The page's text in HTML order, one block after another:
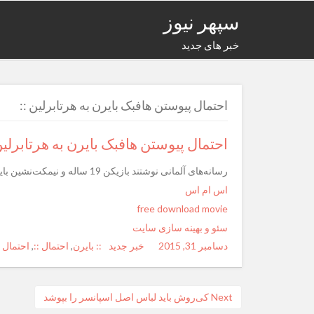
سپهر نیوز
خبر های جدید
احتمال پیوستن هافبک بایرن به هرتابرلین ::
احتمال پیوستن هافبک بایرن به
رسانه‌های آلمانی نوشتند بازیکن 19 ساله و نیمکت‌نشین بایرن در ماه ژانویه راهی برلین خواهد شد.
اس ام اس
free download movie
سئو و بهینه سازی سایت
Posted
دسامبر 31, 2015 Author
Categories
خبر جدید Tags
:: بایرن, احتمال ::, احتمال
راهبری
Next
Next
کی‌روش باید لباس‌ اصل اسپانسر را بپوشد